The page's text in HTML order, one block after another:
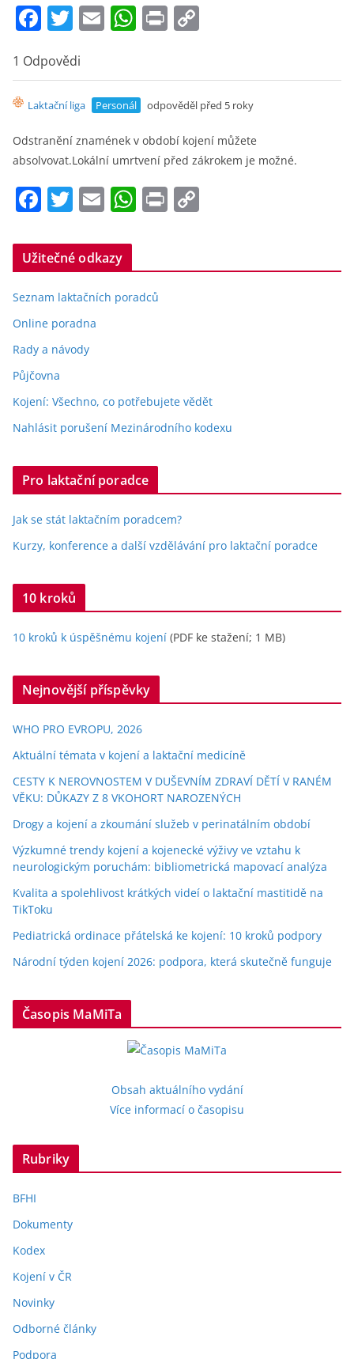
F
c
e
b
o
o
k
T
itt
er
E
l
W
s
A
p
p
Pr
y
Li
n
k
1 Odpovědi
Laktační liga Personál odpověděl před 5 roky
Odstranění znamének v období kojení můžete
absolvovat.Lokální umrtvení před zákrokem je možné.
F
c
e
b
o
o
k
T
itt
er
E
ai
l
W
s
A
Pr
y
Užitečné odkazy
Seznam laktačních poradců
Online poradna
Rady a návody
Půjčovna
Kojení: Všechno, co potřebujete vědět
Nahlásit porušení Mezinárodního kodexu
Pro laktační poradce
Jak se stát laktačním poradcem?
Kurzy, konference a další vzdělávání pro laktační poradce
10 kroků
10 kroků k úspěšnému kojení (PDF ke stažení; 1 MB)
Nejnovější příspěvky
WHO PRO EVROPU, 2026
Aktuální témata v kojení a laktační medicíně
CESTY K NEROVNOSTEM V DUŠEVNÍM ZDRAVÍ DĚTÍ V RANÉM
VĚKU: DŮKAZY Z 8 VKOHORT NAROZENÝCH
Drogy a kojení a zkoumání služeb v perinatálním období
Výzkumné trendy kojení a kojenecké výživy ve vztahu k
neurologickým poruchám: bibliometrická mapovací analýza
Kvalita a spolehlivost krátkých videí o laktační mastitidě na
TikToku
Pediatrická ordinace přátelská ke kojení: 10 kroků podpory
Národní týden kojení 2026: podpora, která skutečně funguje
Časopis MaMiTa
Obsah aktuálního vydání
Více informací o časopisu
Rubriky
BFHI
Dokumenty
Kodex
Kojení v ČR
Novinky
Odborné články
Podpora